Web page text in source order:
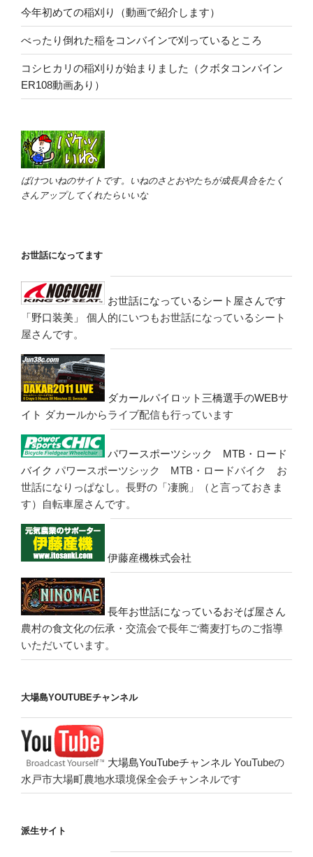
今年初めての稲刈り（動画で紹介します）
べったり倒れた稲をコンバインで刈っているところ
コシヒカリの稲刈りが始まりました（クボタコンバイン
ER108動画あり）
ばけついねのサイトです。いねのさとおやたちが成長具合をたく
さんアップしてくれたらいいな
お世話になってます
お世話になっているシート屋さんです
「野口装美」
個人的にいつもお世話になっているシート
屋さんです。
ダカールパイロット三橋選手のWEBサ
イト ダカールからライブ配信も行っています
パワースポーツシック MTB・ロード
バイク パワースポーツシック MTB・ロードバイク お
世話になりっぱなし。長野の「凄腕」（と言っておきま
す）自転車屋さんです。
伊藤産機株式会社
長年お世話になっているおそば屋さん
農村の食文化の伝承・交流会で長年ご蕎麦打ちのご指導
いただいています。
大場島YOUTUBEチャンネル
大場島YouTubeチャンネル YouTubeの
水戸市大場町農地水環境保全会チャンネルです
派生サイト